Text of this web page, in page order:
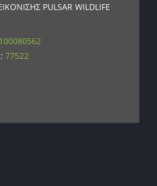
PULSAR WILDLIFE
77522